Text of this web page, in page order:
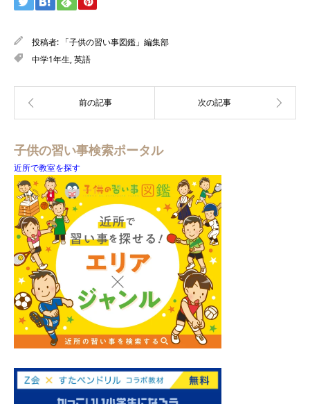
投稿者: 「子供の習い事図鑑」編集部
中学1年生,英語
子供の習い事検索ポータル
近所で教室を探す